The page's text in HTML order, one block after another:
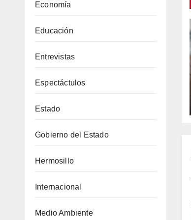
Economía
Educación
Entrevistas
Espectáctulos
Estado
Gobierno del Estado
Hermosillo
Internacional
Medio Ambiente